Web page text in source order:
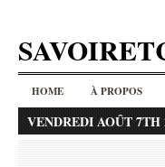
HOME À PROPOS
VENDREDI AOÛT 7TH